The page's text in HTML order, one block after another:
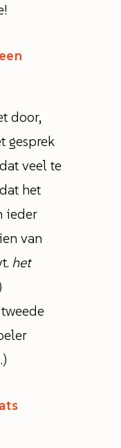
door,
gesprek
veel te
het
ieder
van
het